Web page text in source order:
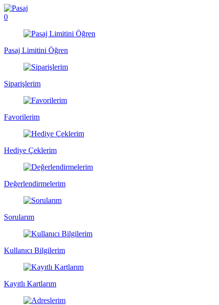
0
Pasaj Limitini Öğren
Siparişlerim
Favorilerim
Hediye Çeklerim
Değerlendirmelerim
Sorularım
Kullanıcı Bilgilerim
Kayıtlı Kartlarım